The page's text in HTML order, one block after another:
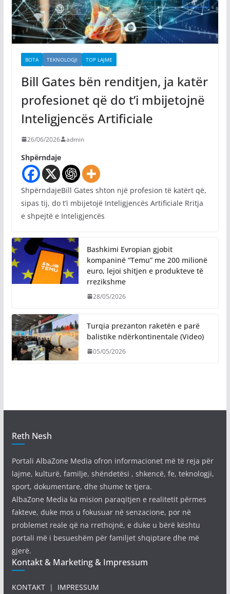
BOTA TEKNOLOGJI TOP LAJME
Bill Gates bën renditjen, ja katër
profesionet që do t’i mbijetojnë
Inteligjencës Artificiale
26/06/2026 admin
Shpërndaje
ShpërndajeBill Gates shton një profesion të katërt që,
sipas tij, do t’i mbijetojë Inteligjencës Artificiale Rritja
e shpejtë e Inteligjencës
Bashkimi Evropian gjobit
kompaninë “Temu” me 200 milionë
euro, lejoi shitjen e produkteve të
rrezikshme
28/05/2026
Turqia prezanton raketën e parë
balistike ndërkontinentale (Video)
05/05/2026
Reth Nesh
Portali AlbaZone Media ofron informacionet më të reja për
lajme, kulturë, familje, shëndetësi , shkencë, fe, teknologji,
sport, dokumentare, dhe shume te tjera.
AlbaZone Media ka mision paraqitjen e realitetit përmes
fakteve, duke mos u fokusuar në senzacione, por në
problemet reale që na rrethojnë, e duke u bërë kështu
portali më i besueshëm për familjet shqiptare dhe më
gjerë.
Kontakt & Marketing & Impressum
KONTAKT| IMPRESSUM